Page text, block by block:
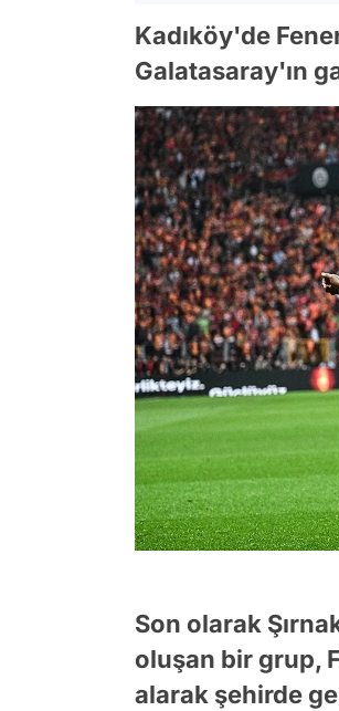
Kadıköy'de
Galatasaray'ın
Son olarak
oluşan bir grup,
alarak şehirde